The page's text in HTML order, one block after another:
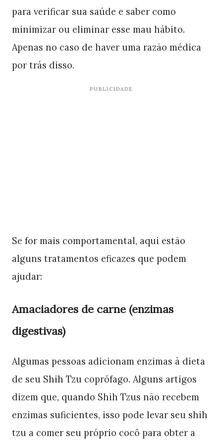
para verificar sua saúde e saber como
minimizar ou eliminar esse mau hábito.
Apenas no caso de haver uma razão médica
por trás disso.
PUBLICIDADE
Se for mais comportamental, aqui estão
alguns tratamentos eficazes que podem
ajudar:
Amaciadores de carne (enzimas
digestivas)
Algumas pessoas adicionam enzimas à dieta
de seu Shih Tzu coprófago. Alguns artigos
dizem que, quando Shih Tzus não recebem
enzimas suficientes, isso pode levar seu shih
tzu a comer seu próprio cocô para obter a